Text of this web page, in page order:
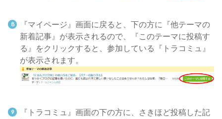
『マイページ』画面に戻ると、下の方に『他テーマの
新着記事』が表示されるので、『このテーマに投稿す
る』をクリックすると、参加している『トラコミュ』
が表示されます。
『トラコミュ』画面の下の方に、さきほど投稿した記